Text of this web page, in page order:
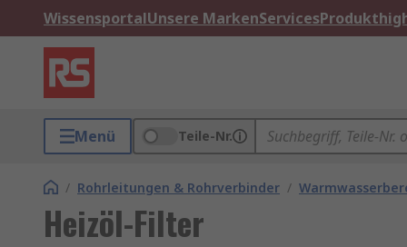
WissensportalUnsere MarkenServices
Menü Teile-Nr.
/ Rohrleitungen & Rohrverbinder /
Heizöl-Filter